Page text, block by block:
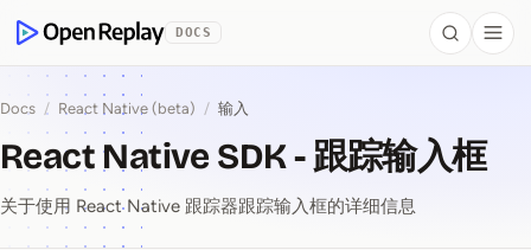
OpenReplay
DOCS Search
Docs / React Native (beta) / 输入
React Native SDK - 跟踪输入框
关于使用 React Native 跟踪器跟踪输入框的详细信息